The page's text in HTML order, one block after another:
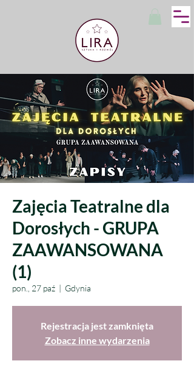
Zajęcia Teatralne dla
Dorosłych - GRUPA
ZAAWANSOWANA
(1)
pon., 27 paź
  |
Gdynia
Rejestracja jest zamknięta
Zobacz inne wydarzenia